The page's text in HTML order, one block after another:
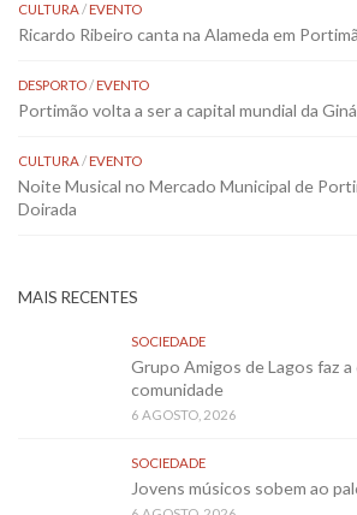
CULTURA/EVENTO
Ricardo Ribeiro canta na Alameda em
DESPORTO/EVENTO
Portimão volta a ser a capital mundial da
CULTURA/EVENTO
Noite Musical no Mercado Municipal de
Doirada
MAIS RECENTES
SOCIEDADE
Grupo Amigos de Lagos faz a
comunidade
6 AGOSTO, 2026
SOCIEDADE
Jovens músicos sobem ao